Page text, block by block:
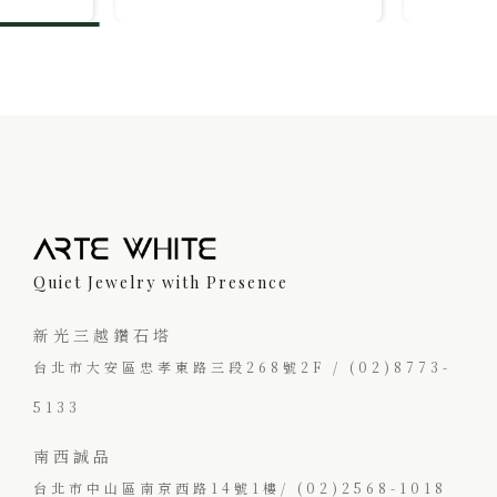
Quiet Jewelry with Presence
新光三越鑽石塔
台北市大安區忠孝東路三段268號2F / (02)8773-
5133
南西誠品
台北市中山區南京西路14號1樓/ (02)2568-1018